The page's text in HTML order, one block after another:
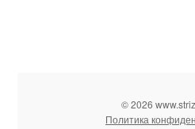
© 2026
Политика